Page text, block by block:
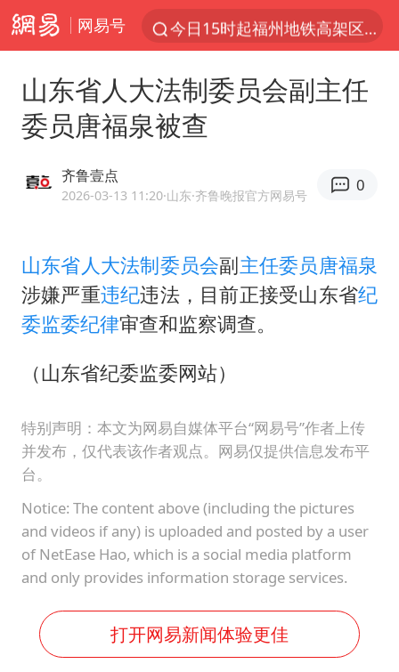
网易号
王艺迪2-4不敌张本美和止步4强
王艺迪无缘横滨赛决赛
2025年小学教师减少13.19万
白海豚或提早3小时登陆
上海大部迎大暴雨
蒯曼挺进WTT横滨冠军赛女单四强
山东省人大法制委员会副主任
委员唐福泉被查
齐鲁壹点
2026-03-13 11:20·山东·齐鲁晚报官方网易号
0
山东省人大法制委员会副主任委员唐福泉
涉嫌严重违纪违法，目前正接受山东省纪
委监委纪律审查和监察调查。
（山东省纪委监委网站）
特别声明：本文为网易自媒体平台“网易号”作者上传
并发布，仅代表该作者观点。网易仅提供信息发布平
台。
Notice: The content above (including the pictures
and videos if any) is uploaded and posted by a user
of NetEase Hao, which is a social media platform
and only provides information storage services.
打开网易新闻体验更佳